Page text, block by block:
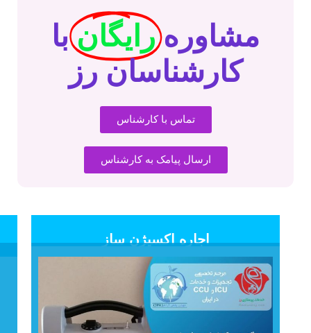
مشاوره رایگان با
کارشناسان رز
تماس با کارشناس
ارسال پیامک به کارشناس
اجاره اکسیژن ساز